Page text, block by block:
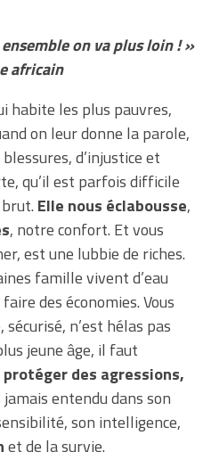
le on va plus loin ! »
africain
habite les plus pauvres,
on leur donne la parole,
d’injustice et
qu’il est parfois difficile
Elle nous éclabousse,
, notre confort. Et vous
est une lubbie de riches.
famille vivent d’eau
des économies. Vous
n’est hélas pas
jeune âge, il faut
des agressions,
entendu dans son
son intelligence,
et de la survie.